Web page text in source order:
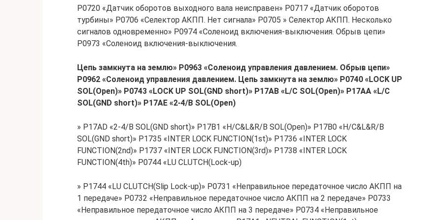
P0720 «Датчик оборотов выходного вала неисправен» P0717 «Датчик оборотов
турбины» P0706 «Селектор АКПП. Нет сигнала» P0705 » Селектор АКПП. Несколько
сигналов одновременно» P0974 «Соленоид включения-выключения. Обрыв цепи»
P0973 «Соленоид включения-выключения.
Цепь замкнута на землю» P0963 «Соленоид управления давлением. Обрыв цепи»
P0962 «Соленоид управления давлением. Цепь замкнута на землю» P0740 «LOCK UP
SOL(Open)» P0743 «LOCK UP SOL(GND short)» P17AB «L/C SOL(Open)» P17AA «L/C
SOL(GND short)» P17AE «2-4/B SOL(Open)
» P17AD «2-4/B SOL(GND short)» P17B1 «H/C&L&R/B SOL(Open)» P17B0 «H/C&L&R/B
SOL(GND short)» P1735 «INTER LOCK FUNCTION(1st)» P1736 «INTER LOCK
FUNCTION(2nd)» P1737 «INTER LOCK FUNCTION(3rd)» P1738 «INTER LOCK
FUNCTION(4th)» P0744 «LU CLUTCH(Lock-up)
» P1744 «LU CLUTCH(Slip Lock-up)» P0731 «Неправильное передаточное число АКПП на
1 передаче» P0732 «Неправильное передаточное число АКПП на 2 передаче» P0733
«Неправильное передаточное число АКПП на 3 передаче» P0734 «Неправильное